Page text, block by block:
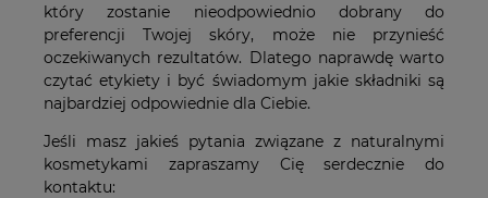
który zostanie nieodpowiednio dobrany do
preferencji Twojej skóry, może nie przynieść
oczekiwanych rezultatów. Dlatego naprawdę warto
czytać etykiety i być świadomym jakie składniki są
najbardziej odpowiednie dla Ciebie.
Jeśli masz jakieś pytania związane z naturalnymi
kosmetykami zapraszamy Cię serdecznie do
kontaktu: